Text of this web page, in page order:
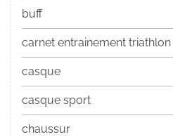
buff
carnet entrainement triathlon
casque
casque sport
chaussur